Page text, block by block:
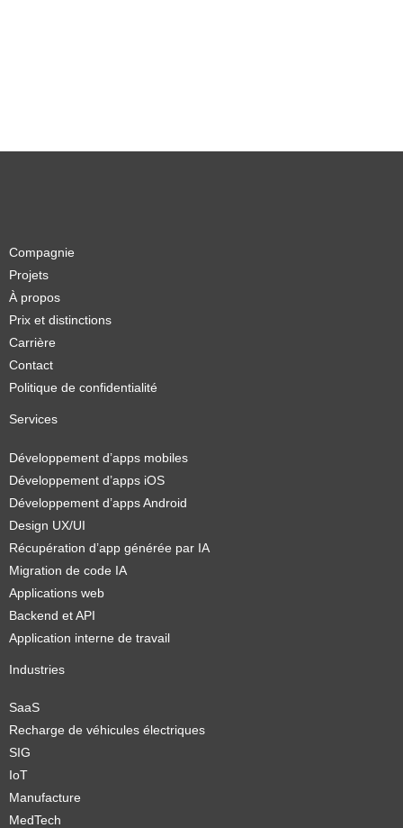
Compagnie
Projets
À propos
Prix et distinctions
Carrière
Contact
Politique de confidentialité
Services
Développement d’apps mobiles
Développement d’apps iOS
Développement d’apps Android
Design UX/UI
Récupération d’app générée par IA
Migration de code IA
Applications web
Backend et API
Application interne de travail
Industries
SaaS
Recharge de véhicules électriques
SIG
IoT
Manufacture
MedTech